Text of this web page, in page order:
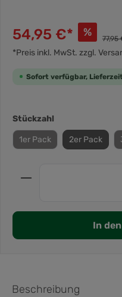
54,95 €* % 77,95
*Preis inkl. MwSt. zzgl.
Sofort verfügbar,
Stückzahl
1er Pack 2er Pack
In
Beschreibung